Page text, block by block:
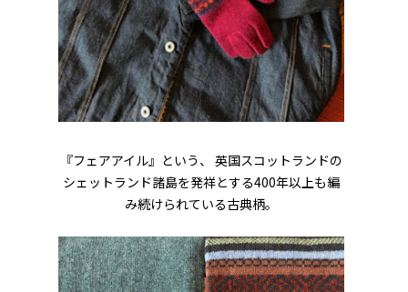
『フェアアイル』という、 英国スコットランドの
シェットランド諸島を発祥とする400年以上も編
み続けられている古典柄。